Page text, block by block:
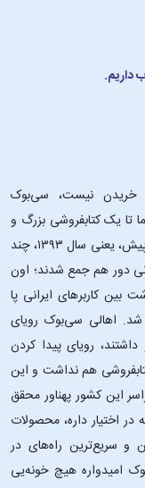
داریم.
خریدن نیست، سی‌بوک
تا یک کتابفروشی بزرگ و
پروپیمون تنها به اندازۀ یک کلیک شده. چند سال پیش، یعنی سال ۱۳۹۳، چند
دور هم جمع شدند؛ اون‌
بین کاربرهای ایرانی پا
اهالی سی‌بوک رویای
رویای پیدا کردن
هم نداشت و این
این کشور پهناور محقق
در اختیار داره، محصولات
و سریع‌ترین راه‌های در
امیدواره هیچ خونه‌یی